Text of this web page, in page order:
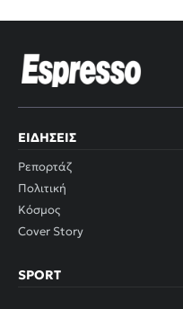
ΕΙΔΉΣΕΙΣ
Ρεπορτάζ
Πολιτική
Κόσμος
Cover Story
SPORT